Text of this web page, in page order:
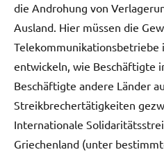
die Androhung von
Ausland. Hier müssen die
entwickeln, wie Beschäftigte
Beschäftigte andere Länder
Streikbrechertätigkeiten
Internationale
Griechenland (unter